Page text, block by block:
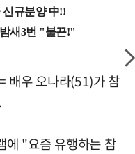
배우 오나라(51)가 참
에 "요즘 유행하는 참